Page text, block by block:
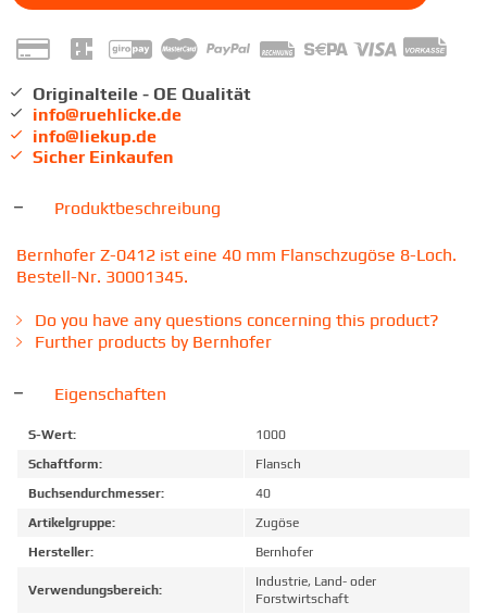
Originalteile - OE Qualität
info@ruehlicke.de
info@liekup.de
Sicher Einkaufen
Produktbeschreibung
Bernhofer Z-0412 ist eine 40 mm Flanschzugöse 8-Loch.
Bestell-Nr. 30001345.
Do you have any questions concerning this product?
Further products by Bernhofer
Eigenschaften
S-Wert:
1000
Schaftform:
Flansch
Buchsendurchmesser:
40
Artikelgruppe:
Zugöse
Hersteller:
Bernhofer
Verwendungsbereich:
Industrie, Land- oder
Forstwirtschaft